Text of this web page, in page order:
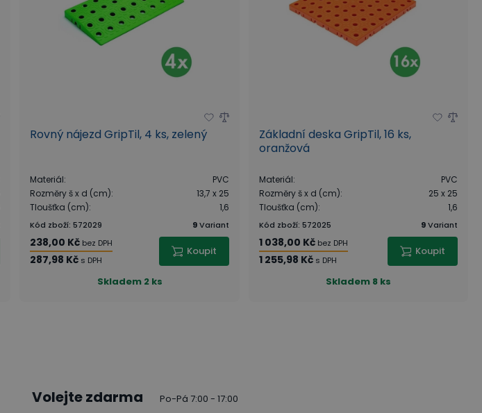
Rovný nájezd GripTil, 4 ks, zelený
Materiál:
PVC
Rozměry š x d (cm):
13,7 x 25
Tloušťka (cm): 1,6
Kód zboží:572029 9 Variant
238,00 Kč bez DPH
287,98 Kč s DPH
Koupit
Skladem 2 ks
Základní deska GripTil, 16 ks,
oranžová
Materiál:
PVC
Rozměry š x d (cm):
25 x 25
Tloušťka (cm): 1,6
Kód zboží: 572025 9Variant
1 038,00 Kč bez DPH
1 255,98 Kč s DPH
Koupit
Skladem 8 ks
Volejte zdarma Po-Pá 7:00 - 17:00